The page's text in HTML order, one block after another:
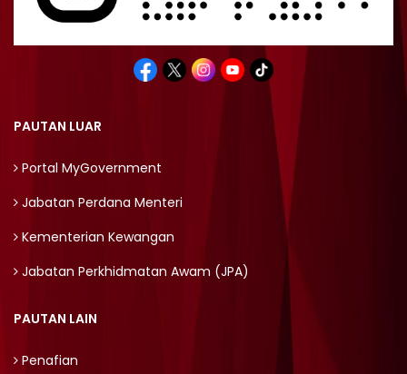
PAUTAN LUAR
Portal MyGovernment
Jabatan Perdana Menteri
Kementerian Kewangan
Jabatan Perkhidmatan Awam (JPA)
PAUTAN LAIN
Penafian